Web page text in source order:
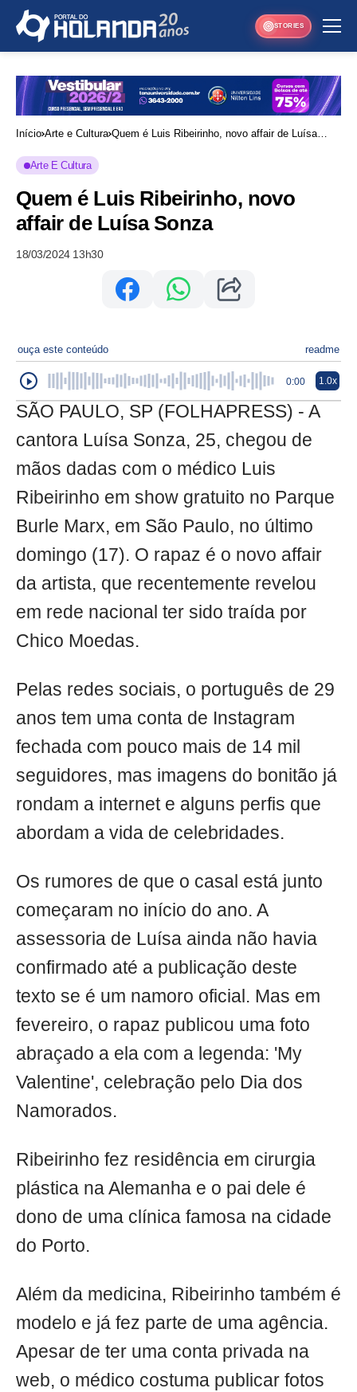
STORIES
Início Arte e Cultura Quem é Luis Ribeirinho, novo affair de Luísa
Arte E Cultura
Quem é Luis Ribeirinho, novo
affair de Luísa Sonza
18/03/2024 13h30
ouça este conteúdo readme
0:00 1.0x
SÃO PAULO, SP (FOLHAPRESS) - A
cantora Luísa Sonza, 25, chegou de
mãos dadas com o médico Luis
Ribeirinho em show gratuito no Parque
Burle Marx, em São Paulo, no último
domingo (17). O rapaz é o novo affair
da artista, que recentemente revelou
em rede nacional ter sido traída por
Chico Moedas.
Pelas redes sociais, o português de 29
anos tem uma conta de Instagram
fechada com pouco mais de 14 mil
seguidores, mas imagens do bonitão já
rondam a internet e alguns perfis que
abordam a vida de celebridades.
Os rumores de que o casal está junto
começaram no início do ano. A
assessoria de Luísa ainda não havia
confirmado até a publicação deste
texto se é um namoro oficial. Mas em
fevereiro, o rapaz publicou uma foto
abraçado a ela com a legenda: 'My
Valentine', celebração pelo Dia dos
Namorados.
Ribeirinho fez residência em cirurgia
plástica na Alemanha e o pai dele é
dono de uma clínica famosa na cidade
do Porto.
Além da medicina, Ribeirinho também é
modelo e já fez parte de uma agência.
Apesar de ter uma conta privada na
web, o médico costuma publicar fotos